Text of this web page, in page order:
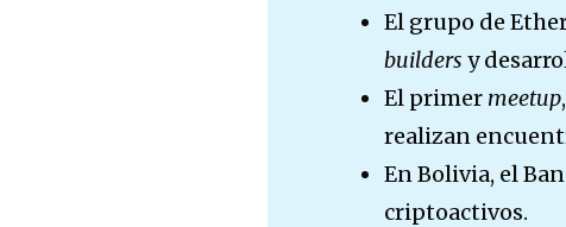
El grupo de
builders y
El primer meetup
realizan
En Bolivia, el
criptoactivos.